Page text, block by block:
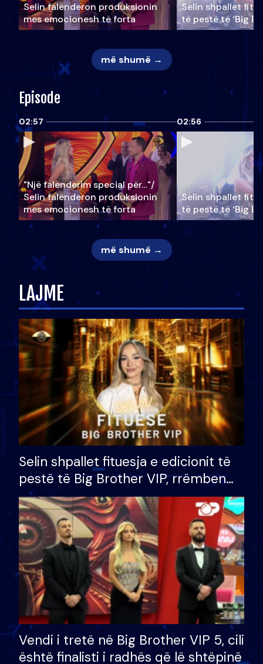
Selin falënderon produksionin
mes emocionesh të forta
Selin shpallet
të pestë të ‘Big
më shumë →
Episode
02:57
"Një falenderim special për…"/
Selin falënderon produksionin
mes emocionesh të forta
02:56
Selin shpallet
të pestë të ‘Big
më shumë →
LAJME
Selin shpallet fituesja e edicionit të
pestë të Big Brother VIP, rrëmben
çmimin e madh prej 100 mijë eurosh
Vendi i tretë në Big Brother VIP 5, cili
është finalisti i radhës që lë shtëpinë